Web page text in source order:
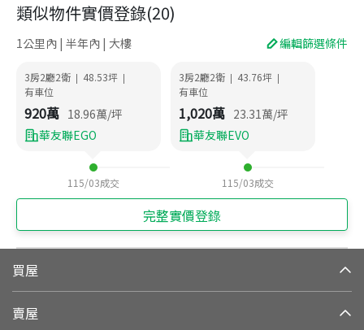
類似物件實價登錄(20)
1公里內 | 半年內 | 大樓 編輯篩選條件
3房2廳2衛 | 48.53坪 |
有車位
920萬 18.96萬/坪
華友聯EGO
115/03成交
3房2廳2衛 | 43.76坪 |
有車位
1,020萬 23.31萬/坪
華友聯EVO
115/03成交
完整實價登錄
買屋
賣屋